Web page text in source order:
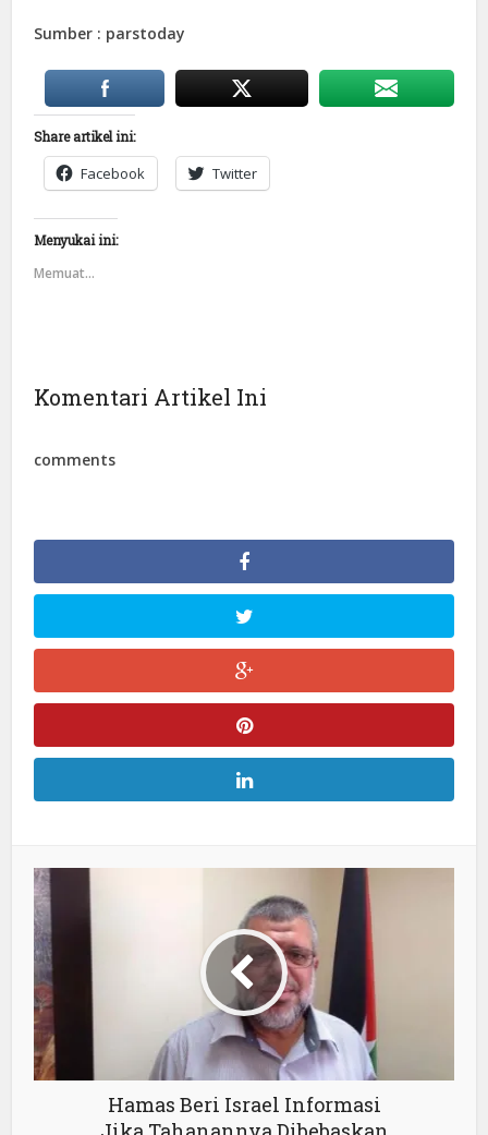
Sumber : parstoday
Share artikel ini:
Facebook Twitter
Menyukai ini:
Memuat...
Komentari Artikel Ini
comments
Hamas Beri Israel Informasi